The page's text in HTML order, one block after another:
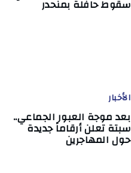
سقوط حافلة بمنحدر
الأخبار
بعد موجة العبور الجماعي..
سبتة تعلن أرقاماً جديدة
حول المهاجرين